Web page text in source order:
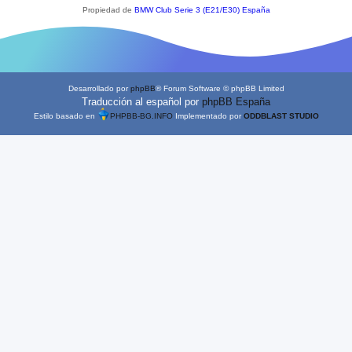
Propiedad de BMW Club Serie 3 (E21/E30) España
Desarrollado porphpBB® Forum Software © phpBB Limited
Traducción al español por phpBB España
Estilo basado en PHPBB-BG.INFOImplementado porODDBLAST STUDIO